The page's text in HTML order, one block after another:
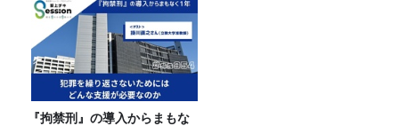
『拘禁刑』の導入からまもな